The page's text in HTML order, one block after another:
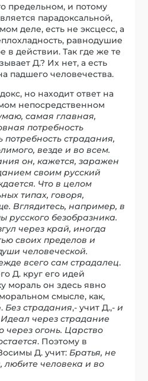
предельном, и потому
парадоксальной,
деле, есть не эксцесс, а
равнодушие
в действии. Так где же те
Д.? Их нет, а есть
падшего человечества.
но находит ответ на
непосредственном
самая главная,
потребность
потребность страдания,
везде и во всем.
он, кажется, заражен
своим русский
Что в целом
типах, говоря,
Вглядитесь, например, в
русского безобразника.
через край, иногда
своих пределов и
человеческой.
всего сам страдалец.
Д. круг его идей
мораль он здесь явно
смысле, как,
Без страдания,- учит Д.,-и
через страдание
через огонь. Царство
. Поэтому в
Д. учит: Братья, не
любите человека и во